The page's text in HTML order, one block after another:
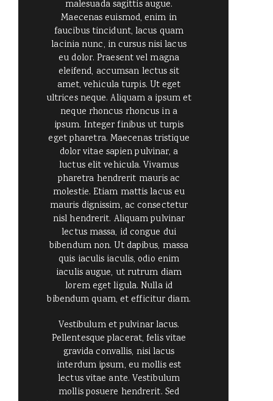
malesuada sagittis augue.
Maecenas euismod, enim in
faucibus tincidunt, lacus quam
lacinia nunc, in cursus nisi lacus
eu dolor. Praesent vel magna
eleifend, accumsan lectus sit
amet, vehicula turpis. Ut eget
ultrices neque. Aliquam a ipsum et
neque rhoncus rhoncus in a
ipsum. Integer finibus ut turpis
eget pharetra. Maecenas tristique
dolor vitae sapien pulvinar, a
luctus elit vehicula. Vivamus
pharetra hendrerit mauris ac
molestie. Etiam mattis lacus eu
mauris dignissim, ac consectetur
nisl hendrerit. Aliquam pulvinar
lectus massa, id congue dui
bibendum non. Ut dapibus, massa
quis iaculis iaculis, odio enim
iaculis augue, ut rutrum diam
lorem eget ligula. Nulla id
bibendum quam, et efficitur diam.
Vestibulum et pulvinar lacus.
Pellentesque placerat, felis vitae
gravida convallis, nisi lacus
interdum ipsum, eu mollis est
lectus vitae ante. Vestibulum
mollis posuere hendrerit. Sed